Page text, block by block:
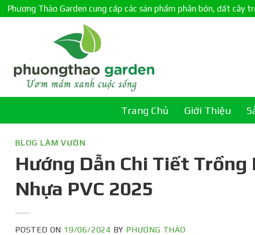
Skip
Phương Thảo Garden cung cấp các sản phẩm phân bón, đất cây
Trang Chủ Giới Thiệu
BLOG LÀM VƯỜN
Hướng Dẫn Chi Tiết Trồng
Nhựa PVC 2025
POSTED ON 19/06/2024 BY PHƯƠNG THẢO